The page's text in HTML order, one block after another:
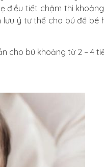
tiết chậm thì khoảng
ý tư thế cho bú để bé
cho bú khoảng từ 2 – 4